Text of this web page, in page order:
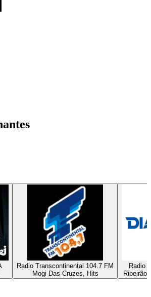
Radio Transcontinental 104.7 FM
Mogi Das Cruzes, Hits
Radio
Ribeirão